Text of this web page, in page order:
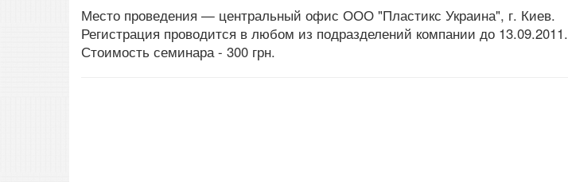
Место проведения — центральный офис ООО "Пластикс Украина", г. Киев.
Регистрация проводится в любом из подразделений компании до 13.09.2011.
Стоимость семинара - 300 грн.